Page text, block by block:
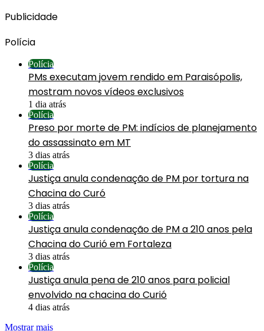
Publicidade
Polícia
Polícia
PMs executam jovem rendido em Paraisópolis,
mostram novos vídeos exclusivos
1 dia atrás
Polícia
Preso por morte de PM: indícios de planejamento
do assassinato em MT
3 dias atrás
Polícia
Justiça anula condenação de PM por tortura na
Chacina do Curó
3 dias atrás
Polícia
Justiça anula condenação de PM a 210 anos pela
Chacina do Curió em Fortaleza
3 dias atrás
Polícia
Justiça anula pena de 210 anos para policial
envolvido na chacina do Curió
4 dias atrás
Mostrar mais